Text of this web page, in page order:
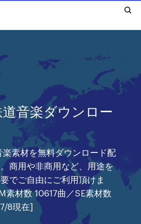
音楽ダウンロー
楽素材を無料ダウンロード配
商用や非商用など、用途を
でご自由にご利用頂けま
素材数 10617曲／SE素材数
8現在]